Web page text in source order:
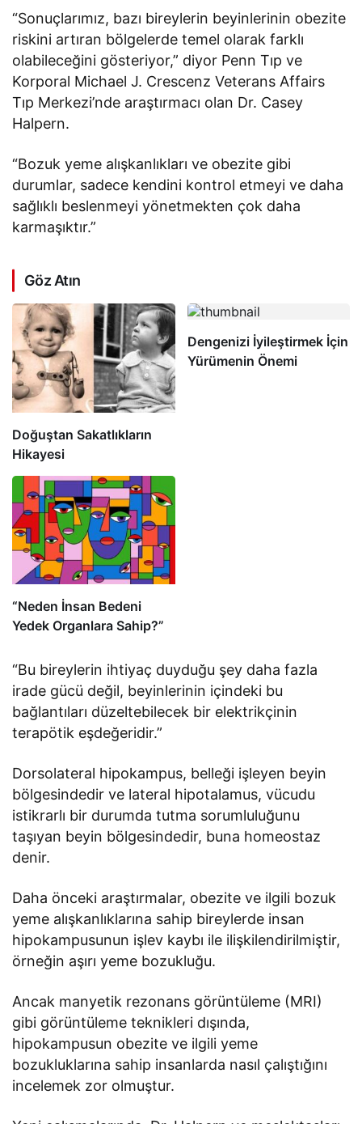
“Sonuçlarımız, bazı bireylerin beyinlerinin obezite
riskini artıran bölgelerde temel olarak farklı
olabileceğini gösteriyor,” diyor Penn Tıp ve
Korporal Michael J. Crescenz Veterans Affairs
Tıp Merkezi’nde araştırmacı olan Dr. Casey
Halpern.
“Bozuk yeme alışkanlıkları ve obezite gibi
durumlar, sadece kendini kontrol etmeyi ve daha
sağlıklı beslenmeyi yönetmekten çok daha
karmaşıktır.”
Göz Atın
Doğuştan Sakatlıkların
Hikayesi
Dengenizi İyileştirmek İçin
Yürümenin Önemi
“Neden İnsan Bedeni
Yedek Organlara Sahip?”
“Bu bireylerin ihtiyaç duyduğu şey daha fazla
irade gücü değil, beyinlerinin içindeki bu
bağlantıları düzeltebilecek bir elektrikçinin
terapötik eşdeğeridir.”
Dorsolateral hipokampus, belleği işleyen beyin
bölgesindedir ve lateral hipotalamus, vücudu
istikrarlı bir durumda tutma sorumluluğunu
taşıyan beyin bölgesindedir, buna homeostaz
denir.
Daha önceki araştırmalar, obezite ve ilgili bozuk
yeme alışkanlıklarına sahip bireylerde insan
hipokampusunun işlev kaybı ile ilişkilendirilmiştir,
örneğin aşırı yeme bozukluğu.
Ancak manyetik rezonans görüntüleme (MRI)
gibi görüntüleme teknikleri dışında,
hipokampusun obezite ve ilgili yeme
bozukluklarına sahip insanlarda nasıl çalıştığını
incelemek zor olmuştur.